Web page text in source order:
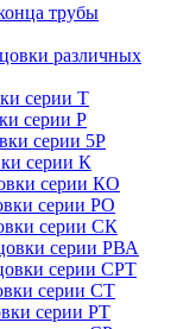
трубы
различных
серии Т
серии Р
серии 5Р
серии К
серии КО
серии РО
серии СК
серии РВА
серии СРТ
серии СТ
серии РТ